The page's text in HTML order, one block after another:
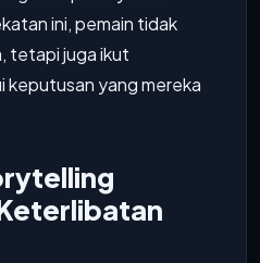
ini, pemain tidak
tetapi juga ikut
keputusan yang mereka